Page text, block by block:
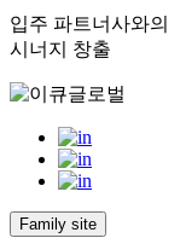
입주 파트너사와의
시너지 창출
Family site